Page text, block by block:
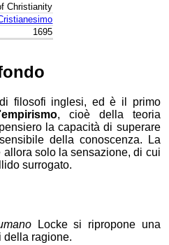
Christianity
1695
filosofi inglesi, ed è il primo
empirismo, cioè della teoria
la capacità di superare
della conoscenza. La
solo la sensazione, di cui
surrogato.
Locke si ripropone una
della ragione.